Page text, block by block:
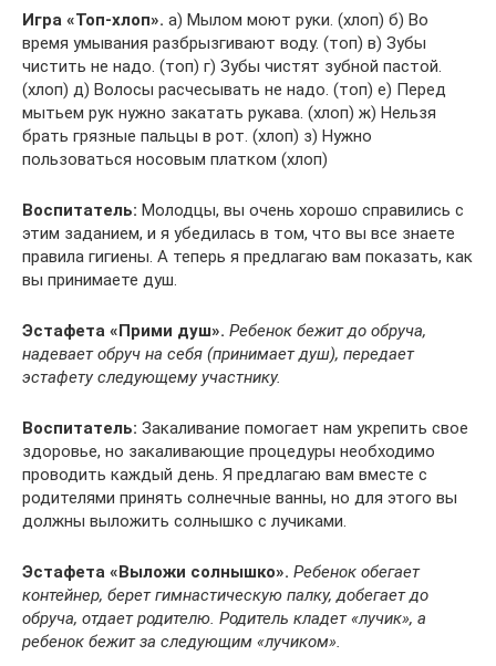
Игра «Топ-хлоп». а) Мылом моют руки. (хлоп) б) Во
время умывания разбрызгивают воду. (топ) в) Зубы
чистить не надо. (топ) г) Зубы чистят зубной пастой.
(хлоп) д) Волосы расчесывать не надо. (топ) е) Перед
мытьем рук нужно закатать рукава. (хлоп) ж) Нельзя
брать грязные пальцы в рот. (хлоп) з) Нужно
пользоваться носовым платком (хлоп)
Воспитатель: Молодцы, вы очень хорошо справились с
этим заданием, и я убедилась в том, что вы все знаете
правила гигиены. А теперь я предлагаю вам показать, как
вы принимаете душ.
Эстафета «Прими душ». Ребенок бежит до обруча,
надевает обруч на себя (принимает душ), передает
эстафету следующему участнику.
Воспитатель: Закаливание помогает нам укрепить свое
здоровье, но закаливающие процедуры необходимо
проводить каждый день. Я предлагаю вам вместе с
родителями принять солнечные ванны, но для этого вы
должны выложить солнышко с лучиками.
Эстафета «Выложи солнышко». Ребенок обегает
контейнер, берет гимнастическую палку, добегает до
обруча, отдает родителю. Родитель кладет «лучик», а
ребенок бежит за следующим «лучиком».